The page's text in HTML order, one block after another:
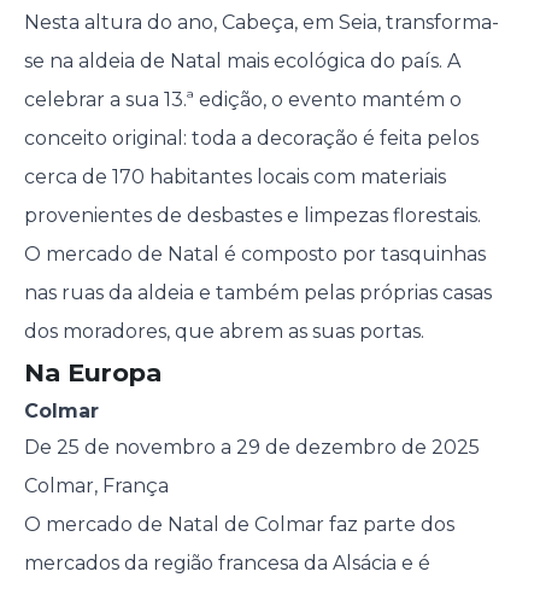
Nesta altura do ano, Cabeça, em Seia, transforma-
se na aldeia de Natal mais ecológica do país. A
celebrar a sua 13.ª edição, o evento mantém o
conceito original: toda a decoração é feita pelos
cerca de 170 habitantes locais com materiais
provenientes de desbastes e limpezas florestais.
O mercado de Natal é composto por tasquinhas
nas ruas da aldeia e também pelas próprias casas
dos moradores, que abrem as suas portas.
Na Europa
Colmar
De 25 de novembro a 29 de dezembro de 2025
Colmar, França
O mercado de Natal de Colmar faz parte dos
mercados da região francesa da Alsácia e é